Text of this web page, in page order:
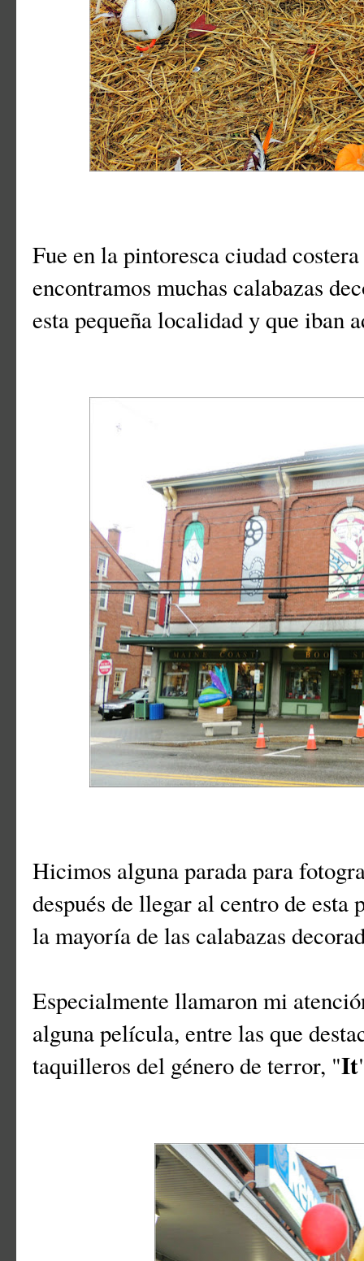
Fue en la pintoresca ciudad
encontramos muchas calabazas
esta pequeña localidad y que iban
Hicimos alguna parada para
después de llegar al centro de esta
la mayoría de las calabazas
Especialmente llamaron mi
alguna película, entre las que
taquilleros del género de terror, "It